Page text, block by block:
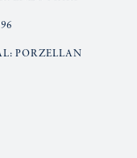
PORZELLAN